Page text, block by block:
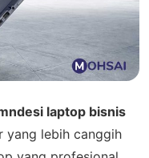
laptop bisnis
yang lebih canggih